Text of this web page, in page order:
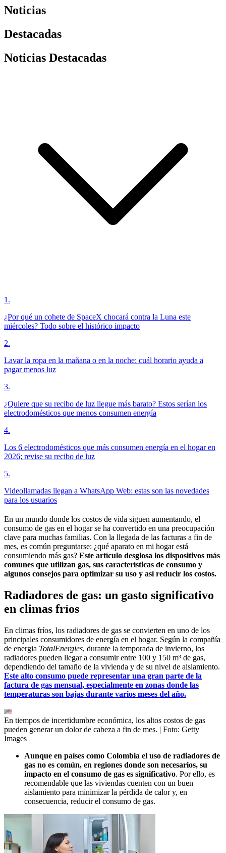
Noticias
Destacadas
Noticias Destacadas
1 .
¿Por qué un cohete de SpaceX chocará contra la Luna este
miércoles? Todo sobre el histórico impacto
2.
Lavar la ropa en la mañana o en la noche: cuál horario ayuda a
pagar menos luz
3.
¿Quiere que su recibo de luz llegue más barato? Estos serían los
electrodomésticos que menos consumen energía
4.
Los 6 electrodomésticos que más consumen energía en el hogar en
2026; revise su recibo de luz
5.
Videollamadas llegan a WhatsApp Web: estas son las novedades
para los usuarios
En un mundo donde los costos de vida siguen aumentando, el
consumo de gas en el hogar se ha convertido en una preocupación
clave para muchas familias. Con la llegada de las facturas a fin de
mes, es común preguntarse: ¿qué aparato en mi hogar está
consumiendo más gas? Este artículo desglosa los dispositivos más
comunes que utilizan gas, sus características de consumo y
algunos consejos para optimizar su uso y así reducir los costos.
Radiadores de gas: un gasto significativo
en climas fríos
En climas fríos, los radiadores de gas se convierten en uno de los
principales consumidores de energía en el hogar. Según la compañía
de energia TotalEnergies, durante la temporada de invierno, los
radiadores pueden llegar a consumir entre 100 y 150 m³ de gas,
dependiendo del tamaño de la vivienda y de su nivel de aislamiento.
Este alto consumo puede representar una gran parte de la
factura de gas mensual, especialmente en zonas donde las
temperaturas son bajas durante varios meses del año.
En tiempos de incertidumbre económica, los altos costos de gas
pueden generar un dolor de cabeza a fin de mes. | Foto: Getty
Images
Aunque en países como Colombia el uso de radiadores de
gas no es común, en regiones donde son necesarios, su
impacto en el consumo de gas es significativo. Por ello, es
recomendable que las viviendas cuenten con un buen
aislamiento para minimizar la pérdida de calor y, en
consecuencia, reducir el consumo de gas.